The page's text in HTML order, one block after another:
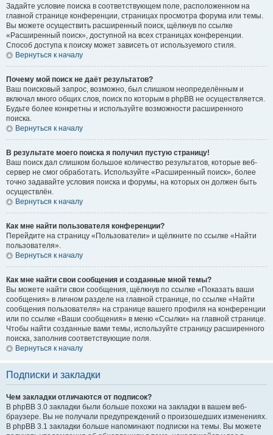
Задайте условие поиска в соответствующем поле, расположенном на
главной странице конференции, страницах просмотра форума или темы.
Вы можете осуществить расширенный поиск, щёлкнув по ссылке
«Расширенный поиск», доступной на всех страницах конференции.
Способ доступа к поиску может зависеть от используемого стиля.
Вернуться к началу
Почему мой поиск не даёт результатов?
Ваш поисковый запрос, возможно, был слишком неопределённым и
включал много общих слов, поиск по которым в phpBB не осуществляется.
Будьте более конкретны и используйте возможности расширенного
поиска.
Вернуться к началу
В результате моего поиска я получил пустую страницу!
Ваш поиск дал слишком большое количество результатов, которые веб-
сервер не смог обработать. Используйте «Расширенный поиск», более
точно задавайте условия поиска и форумы, на которых он должен быть
осуществлён.
Вернуться к началу
Как мне найти пользователя конференции?
Перейдите на страницу «Пользователи» и щёлкните по ссылке «Найти
пользователя».
Вернуться к началу
Как мне найти свои сообщения и созданные мной темы?
Вы можете найти свои сообщения, щёлкнув по ссылке «Показать ваши
сообщения» в личном разделе на главной странице, по ссылке «Найти
сообщения пользователя» на странице вашего профиля на конференции
или по ссылке «Ваши сообщения» в меню «Ссылки» на главной странице.
Чтобы найти созданные вами темы, используйте страницу расширенного
поиска, заполнив соответствующие поля.
Вернуться к началу
Подписки и закладки
Чем закладки отличаются от подписок?
В phpBB 3.0 закладки были больше похожи на закладки в вашем веб-
браузере. Вы не получали предупреждений о произошедших изменениях.
В phpBB 3.1 закладки больше напоминают подписки на темы. Вы можете